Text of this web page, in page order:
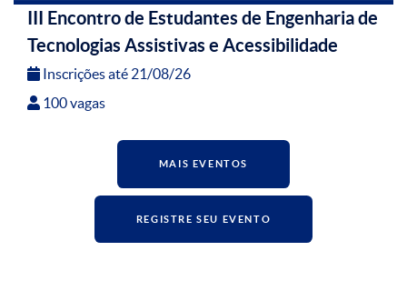
III Encontro de Estudantes de Engenharia de
Tecnologias Assistivas e Acessibilidade
Inscrições até 21/08/26
100 vagas
MAIS EVENTOS
REGISTRE SEU EVENTO